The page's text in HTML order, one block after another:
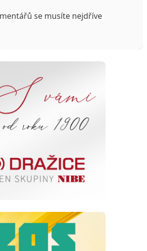
se musíte nejdříve